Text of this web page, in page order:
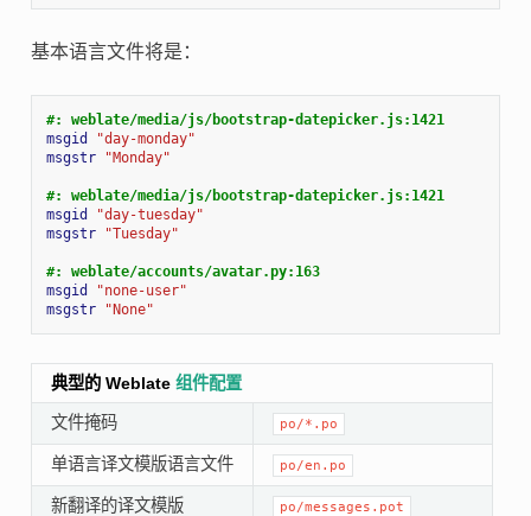
基本语言文件将是：
#: weblate/media/js/bootstrap-datepicker.js:1421
msgid
"day-monday"
msgstr
"Monday"
#: weblate/media/js/bootstrap-datepicker.js:1421
msgid
"day-tuesday"
msgstr
"Tuesday"
#: weblate/accounts/avatar.py:163
msgid
"none-user"
msgstr
"None"
典型的 Weblate 组件配置
文件掩码 po/*.po
单语言译文模版语言文件 po/en.po
新翻译的译文模版 po/messages.pot